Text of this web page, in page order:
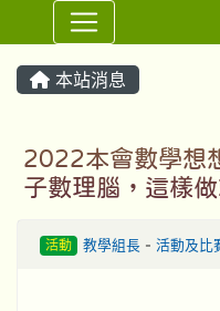
本站消息
2022本會數學想
子數理腦，這樣做
活動 教學組長- 活動及比